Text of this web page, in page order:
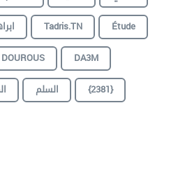
Tadris.TN
Étude
DOUROUS
DA3M
السلم
{2381}